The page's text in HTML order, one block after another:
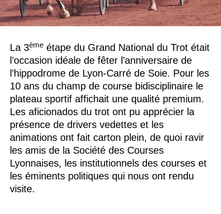
La 3ème étape du Grand National du Trot était
l’occasion idéale de fêter l’anniversaire de
l’hippodrome de Lyon-Carré de Soie. Pour les
10 ans du champ de course bidisciplinaire le
plateau sportif affichait une qualité premium.
Les aficionados du trot ont pu apprécier la
présence de drivers vedettes et les
animations ont fait carton plein, de quoi ravir
les amis de la Société des Courses
Lyonnaises, les institutionnels des courses et
les éminents politiques qui nous ont rendu
visite.